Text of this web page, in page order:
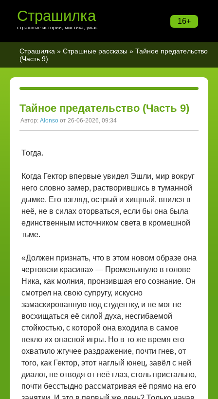
16+
Страшилка
страшные истории, мистика, ужас
Страшилка » Страшные рассказы » Тайное предательство
(Часть 9)
Тайное предательство (Часть 9)
Автор: Alonso от 26-06-2026, 09:34
Тогда.
Когда Гектор впервые увидел Эшли, мир вокруг
него словно замер, растворившись в туманной
дымке. Его взгляд, острый и хищный, впился в
неё, не в силах оторваться, если бы она была
единственным источником света в кромешной
тьме.
«Должен признать, что в этом новом образе она
чертовски красива» — Промелькнуло в голове
Ника, как молния, пронзившая его сознание. Он
смотрел на свою супругу, искусно
замаскированную под студентку, и не мог не
восхищаться её силой духа, несгибаемой
стойкостью, с которой она входила в самое
пекло их опасной игры. Но в то же время его
охватило жгучее раздражение, почти гнев, от
того, как Гектор, этот наглый юнец, завёл с ней
диалог, не отводя от неё глаз, столь пристально,
почти бесстыдно рассматривая её прямо на его